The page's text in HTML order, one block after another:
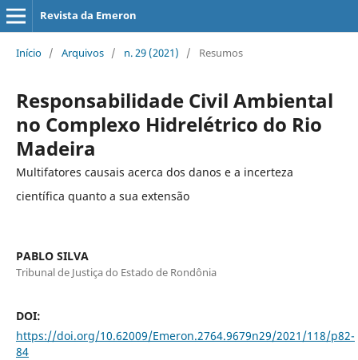
Revista da Emeron
Início / Arquivos / n. 29 (2021) / Resumos
Responsabilidade Civil Ambiental
no Complexo Hidrelétrico do Rio
Madeira
Multifatores causais acerca dos danos e a incerteza
científica quanto a sua extensão
PABLO SILVA
Tribunal de Justiça do Estado de Rondônia
DOI:
https://doi.org/10.62009/Emeron.2764.9679n29/2021/118/p82-
84